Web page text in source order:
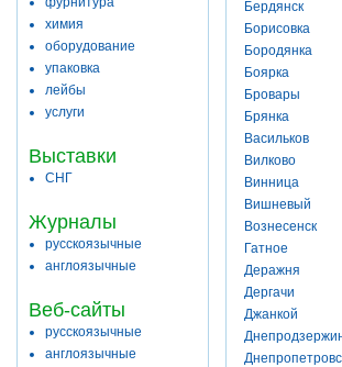
химия
оборудование
упаковка
лейбы
услуги
Выставки
СНГ
Журналы
русскоязычные
англоязычные
Веб-сайты
русскоязычные
англоязычные
Бердянск
Борисовка
Бородянка
Боярка
Бровары
Брянка
Васильков
Вилково
Винница
Вишневый
Вознесенск
Гатное
Деражня
Дергачи
Джанкой